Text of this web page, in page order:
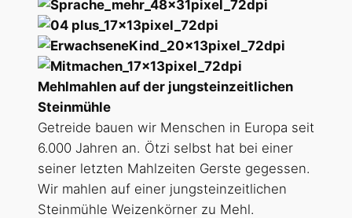
Mehlmahlen auf der jungsteinzeitlichen
Steinmühle
Getreide bauen wir Menschen in Europa seit
6.000 Jahren an. Ötzi selbst hat bei einer
seiner letzten Mahlzeiten Gerste gegessen.
Wir mahlen auf einer jungsteinzeitlichen
Steinmühle Weizenkörner zu Mehl.